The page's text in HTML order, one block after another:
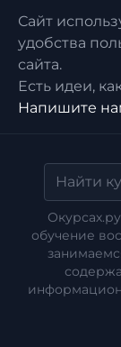
Сайт
удобства
сайта.
Есть идеи,
Напишите
обучение